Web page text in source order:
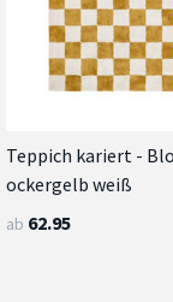
Teppich kariert -
ockergelb weiß
ab 62.95